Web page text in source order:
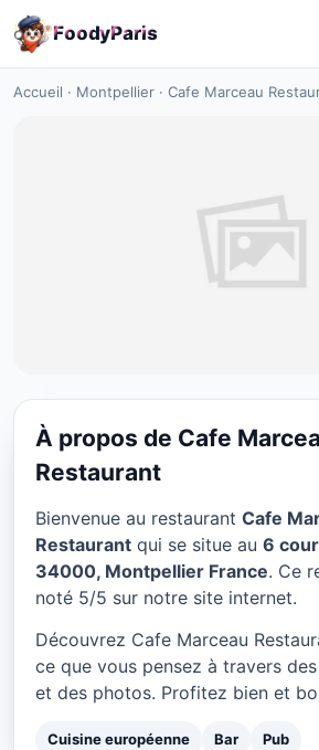
FoodyParis
Accueil · Montpellier · Cafe Marceau
CUISINE EUROPÉENNE
Montpellier
★ 5/5
À propos de Cafe
Restaurant
Bienvenue au restaurant Cafe
Restaurant qui se situe au 6
34000, Montpellier France. Ce
noté 5/5 sur notre site internet.
Découvrez Cafe Marceau
ce que vous pensez à travers
et des photos. Profitez bien et
Cuisine européenne Bar Pub